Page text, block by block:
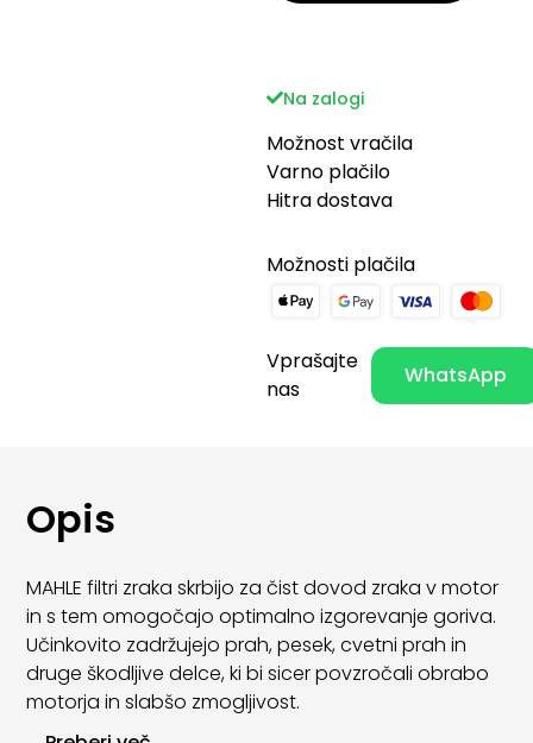
Na zalogi
Možnost vračila
Varno plačilo
Hitra dostava
Možnosti plačila
Vprašajte
nas
WhatsApp
Opis
MAHLE filtri zraka skrbijo za čist dovod zraka v motor
in s tem omogočajo optimalno izgorevanje goriva.
Učinkovito zadržujejo prah, pesek, cvetni prah in
druge škodljive delce, ki bi sicer povzročali obrabo
motorja in slabšo zmogljivost.